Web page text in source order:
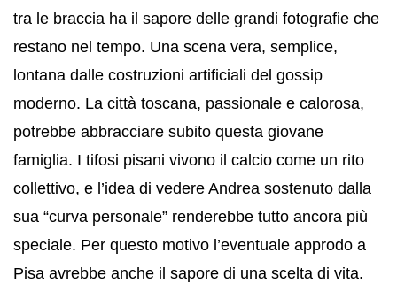
tra le braccia ha il sapore delle grandi fotografie che
restano nel tempo. Una scena vera, semplice,
lontana dalle costruzioni artificiali del gossip
moderno. La città toscana, passionale e calorosa,
potrebbe abbracciare subito questa giovane
famiglia. I tifosi pisani vivono il calcio come un rito
collettivo, e l’idea di vedere Andrea sostenuto dalla
sua “curva personale” renderebbe tutto ancora più
speciale. Per questo motivo l’eventuale approdo a
Pisa avrebbe anche il sapore di una scelta di vita.